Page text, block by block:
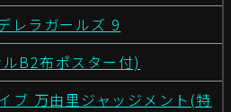
レラガールズ 9
B2布ポスター付)
ブ 万由里ジャッジメント(特